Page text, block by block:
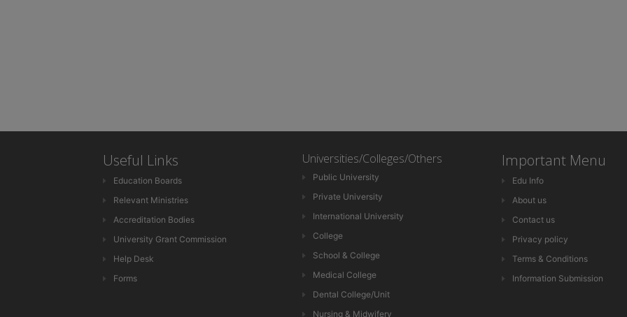
Useful Links
Education Boards
Relevant Ministries
Accreditation Bodies
University Grant Commission
Help Desk
Forms
Universities/Colleges/Others
Public University
Private University
International University
College
School & College
Medical College
Dental College/Unit
Nursing & Midwifery
Important Menu
Edu Info
About us
Contact us
Privacy policy
Terms & Conditions
Information Submission